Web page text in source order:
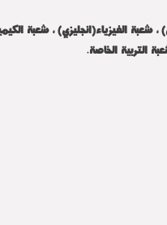
، شعبة الفيزياء(انجليزي) ، شعبة
التربية الخاصة.